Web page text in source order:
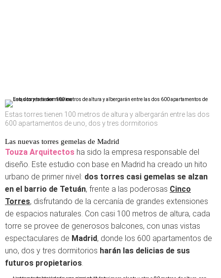
Estas torres tienen 100 metros de altura y albergarán entre las dos
600 apartamentos de uno, dos y tres dormitorios
Las nuevas torres gemelas de Madrid
Touza Arquitectos ha sido la empresa responsable del
diseño. Este estudio con base en Madrid ha creado un hito
urbano de primer nivel: dos torres casi gemelas se alzan
en el barrio de Tetuán, frente a las poderosas Cinco
Torres, disfrutando de la cercanía de grandes extensiones
de espacios naturales. Con casi 100 metros de altura, cada
torre se provee de generosos balcones, con unas vistas
espectaculares de Madrid, donde los 600 apartamentos de
uno, dos y tres dormitorios harán las delicias de sus
futuros propietarios.